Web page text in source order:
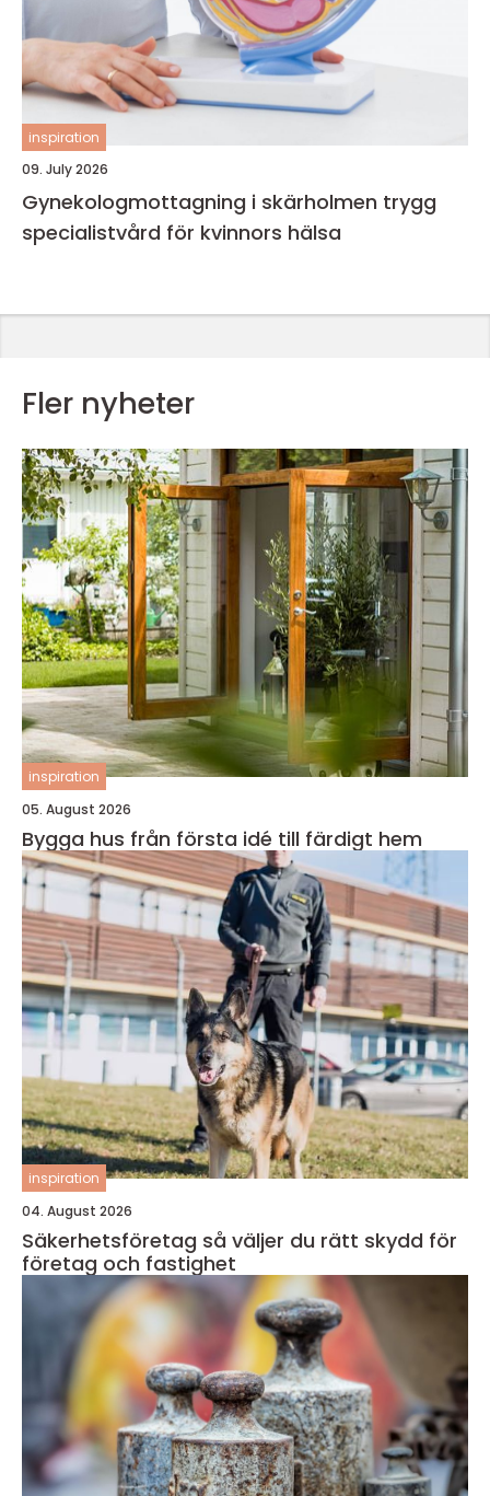
inspiration
09. July 2026
Gynekologmottagning i skärholmen trygg
specialistvård för kvinnors hälsa
Fler nyheter
inspiration
05. August 2026
Bygga hus från första idé till färdigt hem
inspiration
04. August 2026
Säkerhetsföretag så väljer du rätt skydd för
företag och fastighet